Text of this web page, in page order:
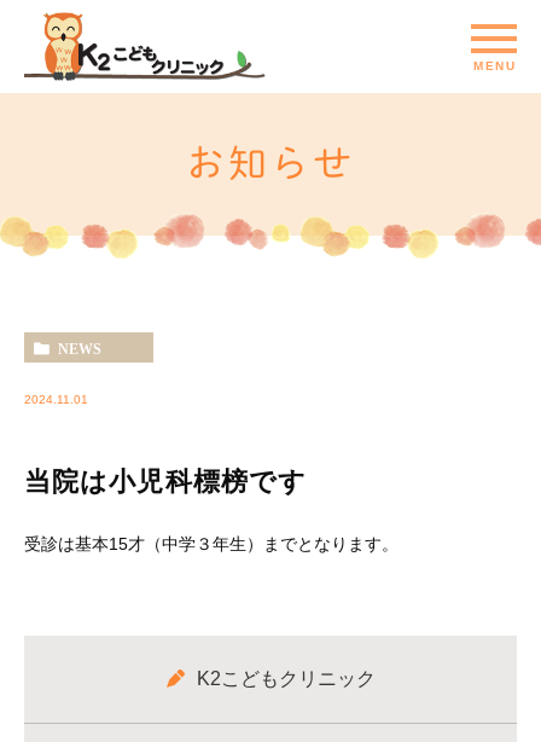
お知らせ
NEWS
2024.11.01
当院は小児科標榜です
受診は基本15才（中学３年生）までとなります。
K2こどもクリニック